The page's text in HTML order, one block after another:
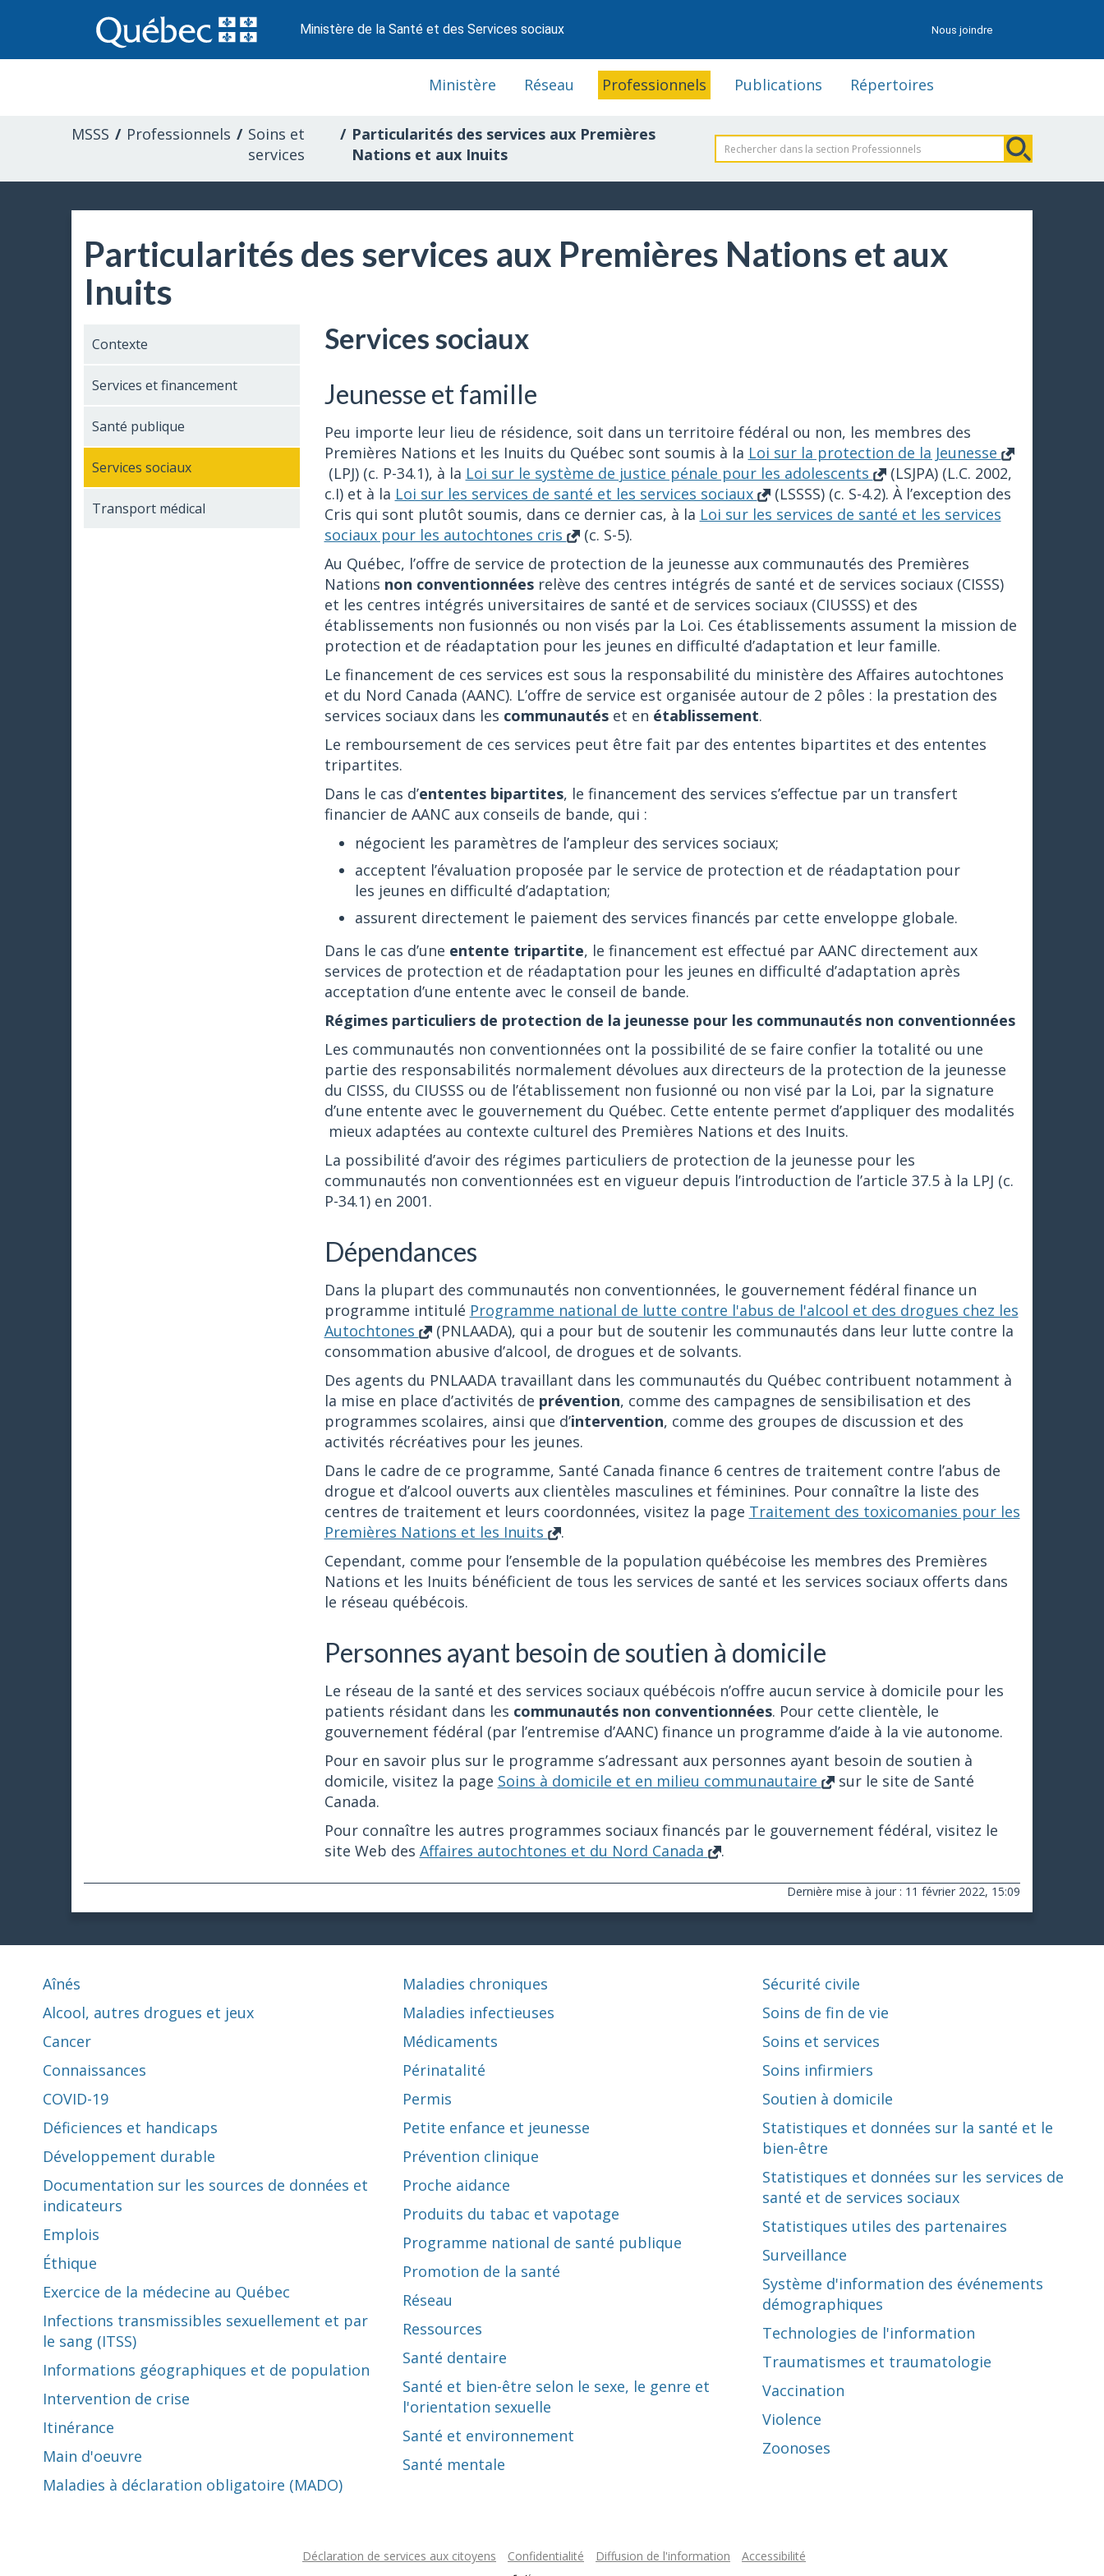
au
contenu
Ministère de la Santé et des Services sociaux Nous joindre
professionnels
Ministère Réseau Professionnels Publications Répertoires
MSSS Professionnels
Soins et
services
Particularités des services aux Premières
Nations et aux Inuits
Particularités des services aux Premières Nations et aux
Inuits
Contexte
Services et financement
Santé publique
Services sociaux
Transport médical
Services sociaux
Jeunesse et famille
Peu importe leur lieu de résidence, soit dans un territoire fédéral ou non, les membres des
Premières Nations et les Inuits du Québec sont soumis à la Loi sur la protection de la Jeunesse
(LPJ) (c. P-34.1), à la Loi sur le système de justice pénale pour les adolescents
(LSJPA) (L.C. 2002,
c.I) et à la Loi sur les services de santé et les services sociaux
(LSSSS) (c. S-4.2). À l’exception des
Cris qui sont plutôt soumis, dans ce dernier cas, à la Loi sur les services de santé et les services
sociaux pour les autochtones cris
(c. S-5).
Au Québec, l’offre de service de protection de la jeunesse aux communautés des Premières
Nations non conventionnéesrelève des centres intégrés de santé et de services sociaux (CISSS)
et les centres intégrés universitaires de santé et de services sociaux (CIUSSS) et des
établissements non fusionnés ou non visés par la Loi. Ces établissements assument la mission de
protection et de réadaptation pour les jeunes en difficulté d’adaptation et leur famille.
Le financement de ces services est sous la responsabilité du ministère des Affaires autochtones
et du Nord Canada (AANC). L’offre de service est organisée autour de 2 pôles : la prestation des
services sociaux dans les communautéset en établissement.
Le remboursement de ces services peut être fait par des ententes bipartites et des ententes
tripartites.
Dans le cas d’ententes bipartites, le financement des services s’effectue par un transfert
financier de AANC aux conseils de bande, qui :
négocient les paramètres de l’ampleur des services sociaux;
acceptent l’évaluation proposée par le service de protection et de réadaptation pour
les jeunes en difficulté d’adaptation;
assurent directement le paiement des services financés par cette enveloppe globale.
Dans le cas d’une entente tripartite, le financement est effectué par AANC directement aux
services de protection et de réadaptation pour les jeunes en difficulté d’adaptation après
acceptation d’une entente avec le conseil de bande.
Régimes particuliers de protection de la jeunesse pour les communautés non conventionnées
Les communautés non conventionnées ont la possibilité de se faire confier la totalité ou une
partie des responsabilités normalement dévolues aux directeurs de la protection de la jeunesse
du CISSS, du CIUSSS ou de l’établissement non fusionné ou non visé par la Loi, par la signature
d’une entente avec le gouvernement du Québec. Cette entente permet d’appliquer des modalités
mieux adaptées au contexte culturel des Premières Nations et des Inuits.
La possibilité d’avoir des régimes particuliers de protection de la jeunesse pour les
communautés non conventionnées est en vigueur depuis l’introduction de l’article 37.5 à la LPJ (c.
P-34.1) en 2001.
Dépendances
Dans la plupart des communautés non conventionnées, le gouvernement fédéral finance un
programme intitulé Programme national de lutte contre l'abus de l'alcool et des drogues chez les
Autochtones
(PNLAADA), qui a pour but de soutenir les communautés dans leur lutte contre la
consommation abusive d’alcool, de drogues et de solvants.
Des agents du PNLAADA travaillant dans les communautés du Québec contribuent notamment à
la mise en place d’activités de prévention, comme des campagnes de sensibilisation et des
programmes scolaires, ainsi que d’intervention, comme des groupes de discussion et des
activités récréatives pour les jeunes.
Dans le cadre de ce programme, Santé Canada finance 6 centres de traitement contre l’abus de
drogue et d’alcool ouverts aux clientèles masculines et féminines. Pour connaître la liste des
centres de traitement et leurs coordonnées, visitez la page Traitement des toxicomanies pour les
Premières Nations et les Inuits
.
Cependant, comme pour l’ensemble de la population québécoise les membres des Premières
Nations et les Inuits bénéficient de tous les services de santé et les services sociaux offerts dans
le réseau québécois.
Personnes ayant besoin de soutien à domicile
Le réseau de la santé et des services sociaux québécois n’offre aucun service à domicile pour les
patients résidant dans les communautés non conventionnées. Pour cette clientèle, le
gouvernement fédéral (par l’entremise d’AANC) finance un programme d’aide à la vie autonome.
Pour en savoir plus sur le programme s’adressant aux personnes ayant besoin de soutien à
domicile, visitez la page Soins à domicile et en milieu communautaire
sur le site de Santé
Canada.
Pour connaître les autres programmes sociaux financés par le gouvernement fédéral, visitez le
site Web des Affaires autochtones et du Nord Canada .
Dernière mise à jour : 11 février 2022, 15:09
Aînés
Alcool, autres drogues et jeux
Cancer
Connaissances
COVID-19
Déficiences et handicaps
Développement durable
Documentation sur les sources de données et
indicateurs
Emplois
Éthique
Exercice de la médecine au Québec
Infections transmissibles sexuellement et par
le sang (ITSS)
Informations géographiques et de population
Intervention de crise
Itinérance
Main d'oeuvre
Maladies à déclaration obligatoire (MADO)
Maladies chroniques
Maladies infectieuses
Médicaments
Périnatalité
Permis
Petite enfance et jeunesse
Prévention clinique
Proche aidance
Produits du tabac et vapotage
Programme national de santé publique
Promotion de la santé
Réseau
Ressources
Santé dentaire
Santé et bien-être selon le sexe, le genre et
l'orientation sexuelle
Santé et environnement
Santé mentale
Sécurité civile
Soins de fin de vie
Soins et services
Soins infirmiers
Soutien à domicile
Statistiques et données sur la santé et le
bien-être
Statistiques et données sur les services de
santé et de services sociaux
Statistiques utiles des partenaires
Surveillance
Système d'information des événements
démographiques
Technologies de l'information
Traumatismes et traumatologie
Vaccination
Violence
Zoonoses
Déclaration de services aux citoyens Confidentialité Diffusion de l'information Accessibilité